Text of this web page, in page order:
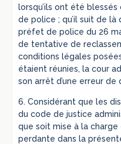
lorsqu’ils ont été blessés
de police ; qu’il suit de là
préfet de police du 26
de tentative de
conditions légales
étaient réunies, la cour
son arrêt d’une erreur de
6. Considérant que les
du code de justice
que soit mise à la charge
perdante dans la